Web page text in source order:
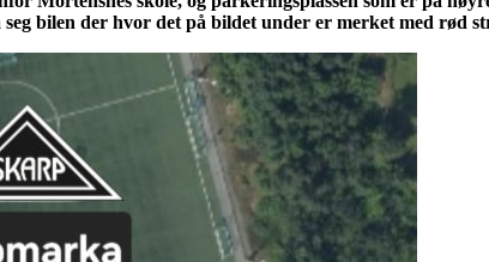
bilen der hvor det på bildet under er merket med rød